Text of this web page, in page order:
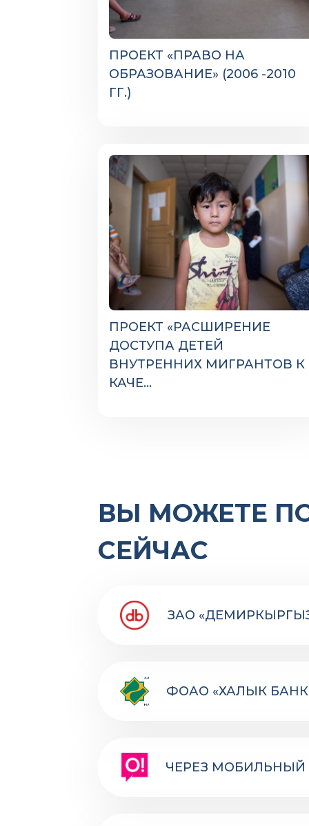
ПРОЕКТ «ПРАВО НА
ОБРАЗОВАНИЕ» (2006 -2010
ГГ.)
ПРОЕКТ «РАСШИРЕНИЕ
ДОСТУПА ДЕТЕЙ
ВНУТРЕННИХ МИГРАНТОВ К
КАЧЕ...
ВЫ МОЖЕТЕ
СЕЙЧАС
ЗАО
ФОАО «ХАЛЫК
ЧЕРЕЗ МОБИЛЬНЫЙ